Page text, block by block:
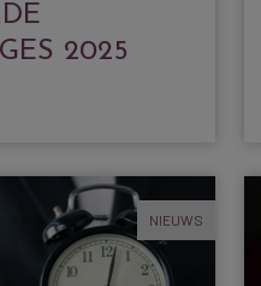
2025
NIEUWS